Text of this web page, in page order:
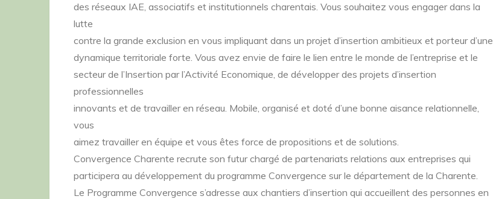
des réseaux IAE, associatifs et institutionnels charentais. Vous souhaitez vous engager dans la
lutte
contre la grande exclusion en vous impliquant dans un projet d’insertion ambitieux et porteur d’une
dynamique territoriale forte. Vous avez envie de faire le lien entre le monde de l’entreprise et le
secteur de l’Insertion par l’Activité Economique, de développer des projets d’insertion
professionnelles
innovants et de travailler en réseau. Mobile, organisé et doté d’une bonne aisance relationnelle,
vous
aimez travailler en équipe et vous êtes force de propositions et de solutions.
Convergence Charente recrute son futur chargé de partenariats relations aux entreprises qui
participera au développement du programme Convergence sur le département de la Charente.
Le Programme Convergence s’adresse aux chantiers d’insertion qui accueillent des personnes en